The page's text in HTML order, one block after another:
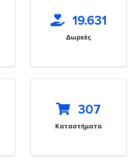
19.631
Δωρεές
307
Καταστήματα